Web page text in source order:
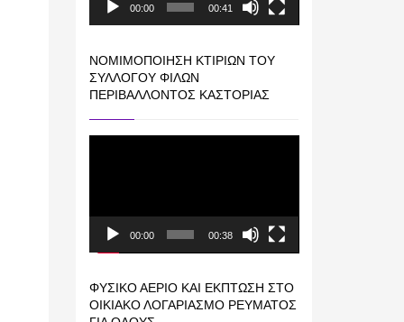
00:00 00:41
ΝΟΜΙΜΟΠΟΊΗΣΗ ΚΤΙΡΊΩΝ ΤΟΥ
ΣΥΛΛΌΓΟΥ ΦΊΛΩΝ
ΠΕΡΙΒΆΛΛΟΝΤΟΣ ΚΑΣΤΟΡΙΆΣ
00:00 00:38
ΦΥΣΙΚΌ ΑΈΡΙΟ ΚΑΙ ΕΚΠΤΩΣΗ ΣΤΟ
ΟΙΚΙΑΚΌ ΛΟΓΑΡΙΑΣΜΌ ΡΕΎΜΑΤΟΣ